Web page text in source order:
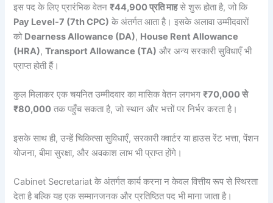
इस पद के लिए प्रारंभिक वेतन₹44,900 प्रति माहसे शुरू होता है, जो कि
Pay Level-7 (7th CPC) के अंतर्गत आता है। इसके अलावा उम्मीदवारों
को Dearness Allowance (DA), House Rent Allowance
(HRA),Transport Allowance (TA) और अन्य सरकारी सुविधाएँ भी
प्राप्त होती हैं।
कुल मिलाकर एक चयनित उम्मीदवार का मासिक वेतन लगभग₹70,000 से
₹80,000 तक पहुँच सकता है, जो स्थान और भत्तों पर निर्भर करता है।
इसके साथ ही, उन्हें चिकित्सा सुविधाएँ, सरकारी क्वार्टर या हाउस रेंट भत्ता, पेंशन
योजना, बीमा सुरक्षा, और अवकाश लाभ भी प्राप्त होंगे।
Cabinet Secretariat के अंतर्गत कार्य करना न केवल वित्तीय रूप से स्थिरता
देता है बल्कि यह एक सम्मानजनक और प्रतिष्ठित पद भी माना जाता है।